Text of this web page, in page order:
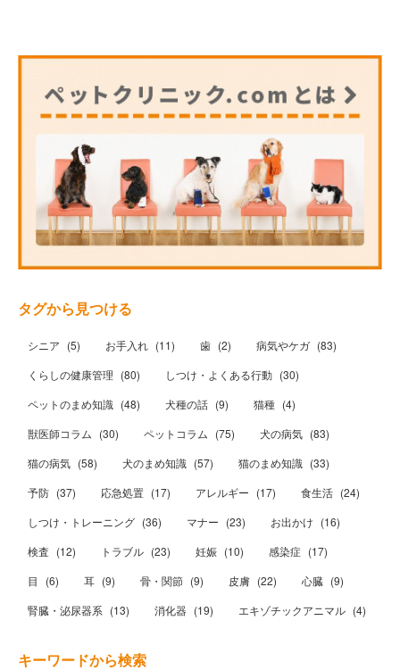
タグから見つける
シニア (5) お手入れ (11) 歯 (2) 病気やケガ (83)
くらしの健康管理 (80) しつけ・よくある行動 (30)
ペットのまめ知識 (48) 犬種の話 (9) 猫種 (4)
獣医師コラム (30) ペットコラム (75) 犬の病気 (83)
猫の病気 (58) 犬のまめ知識 (57) 猫のまめ知識 (33)
予防 (37) 応急処置 (17) アレルギー (17) 食生活 (24)
しつけ・トレーニング (36) マナー (23) お出かけ (16)
検査 (12) トラブル (23) 妊娠 (10) 感染症 (17)
目
(6) 耳 (9) 骨・関節 (9) 皮膚 (22) 心臓 (9)
腎臓・泌尿器系 (13) 消化器 (19) エキゾチックアニマル (4)
キーワードから検索